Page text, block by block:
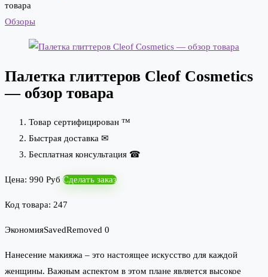
товара
Обзоры
Палетка глиттеров Cleof Cosmetics
— обзор товара
Товар сертифицирован ™
Быстрая доставка ✉
Бесплатная консультация ☎
Цена: 990 Руб Сделать заказ
Код товара: 247
ЭкономияSavedRemoved 0
Нанесение макияжа – это настоящее искусство для каждой
женщины. Важным аспектом в этом плане является высокое